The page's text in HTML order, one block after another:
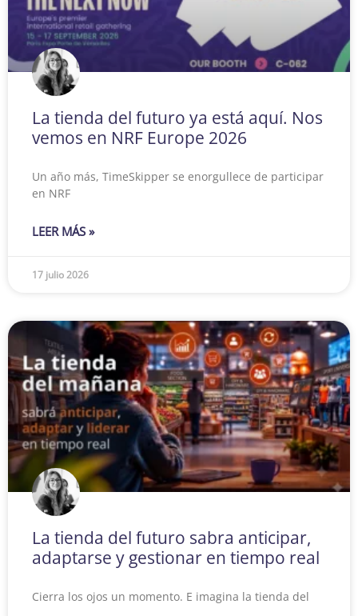
La tienda del futuro ya está aquí. Nos
vemos en NRF Europe 2026
Un año más, TimeSkipper se enorgullece de participar
en NRF
LEER MÁS »
17 julio 2026
La tienda del futuro sabra anticipar,
adaptarse y gestionar en tiempo real
Cierra los ojos un momento. E imagina la tienda del